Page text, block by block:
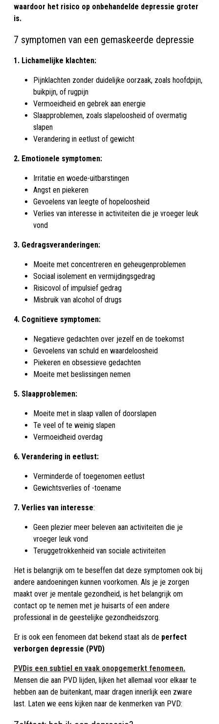
waardoor het risico op onbehandelde depressie groter
is.
7 symptomen van een gemaskeerde depressie
1. Lichamelijke klachten:
Pijnklachten zonder duidelijke oorzaak, zoals hoofdpijn,
buikpijn, of rugpijn
Vermoeidheid en gebrek aan energie
Slaapproblemen, zoals slapeloosheid of overmatig
slapen
Verandering in eetlust of gewicht
2. Emotionele symptomen:
Irritatie en woede-uitbarstingen
Angst en piekeren
Gevoelens van leegte of hopeloosheid
Verlies van interesse in activiteiten die je vroeger leuk
vond
3. Gedragsveranderingen:
Moeite met concentreren en geheugenproblemen
Sociaal isolement en vermijdingsgedrag
Risicovol of impulsief gedrag
Misbruik van alcohol of drugs
4. Cognitieve symptomen:
Negatieve gedachten over jezelf en de toekomst
Gevoelens van schuld en waardeloosheid
Piekeren en obsessieve gedachten
Moeite met beslissingen nemen
5. Slaapproblemen:
Moeite met in slaap vallen of doorslapen
Te veel of te weinig slapen
Vermoeidheid overdag
6. Verandering in eetlust:
Verminderde of toegenomen eetlust
Gewichtsverlies of -toename
7. Verlies van interesse:
Geen plezier meer beleven aan activiteiten die je
vroeger leuk vond
Teruggetrokkenheid van sociale activiteiten
Het is belangrijk om te beseffen dat deze symptomen ook bij
andere aandoeningen kunnen voorkomen. Als je je zorgen
maakt over je mentale gezondheid, is het belangrijk om
contact op te nemen met je huisarts of een andere
professional in de geestelijke gezondheidszorg.
Er is ook een fenomeen dat bekend staat als de perfect
verborgen depressie (PVD)
PVDis een subtiel en vaak onopgemerkt fenomeen.
Mensen die aan PVD lijden, lijken het allemaal voor elkaar te
hebben aan de buitenkant, maar dragen innerlijk een zware
last. Laten we eens kijken naar de kenmerken van PVD: